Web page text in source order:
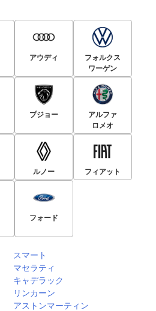
アウディ
フォルクス
ワーゲン
プジョー
アルファ
ロメオ
ルノー フィアット
フォード
スマート
マセラティ
キャデラック
リンカーン
アストンマーティン